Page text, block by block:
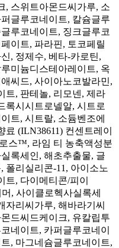
, 스위트아몬드씨가루, 소
글루코네이트, 칼슘글루
루코네이트, 징크글루코
이트, 파라핀, 토코페릴
, 정제수, 베타-카로틴,
미늄디스테아레이트, 옥
씨드, 사이아노코발라민,
트, 판테놀, 리모넨, 제라
록시시트로넬알, 시트로
트, 시트랄, 소듐벤조에
료 (ILN38611) 컨센트레이
스™, 라임 티 농축액성분
록세인, 해초추출물, 글
폴리실리콘-11, 아이소노
트, 다이메티콘/피이
, 사이클로헥사실록세
자리씨가루, 해바라기씨
드씨드케이크, 유칼립투
네이트, 카퍼글루코네이
, 마그네슘글루코네이트,